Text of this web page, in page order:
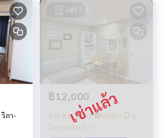
เช่า
฿12,000
ว่าง พ.ย. 2569 🔴จตุจักร 💥 ยู
วิภา-ลาดพร้าว